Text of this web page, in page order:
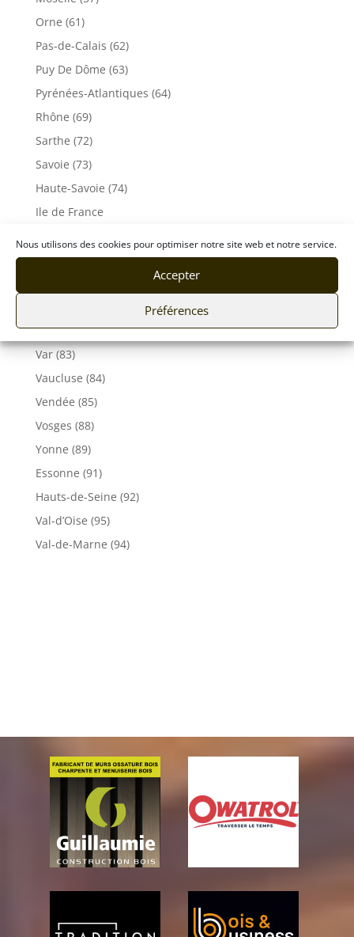
Nous utilisons des cookies pour optimiser notre site web et notre service.
Accepter
Préférences
Orne (61)
Pas-de-Calais (62)
Puy De Dôme (63)
Pyrénées-Atlantiques (64)
Rhône (69)
Sarthe (72)
Savoie (73)
Haute-Savoie (74)
Ile de France
Seine et Marne (77)
Tarn-et-Garonne (82)
Var (83)
Vaucluse (84)
Vendée (85)
Vosges (88)
Yonne (89)
Essonne (91)
Hauts-de-Seine (92)
Val-d’Oise (95)
Val-de-Marne (94)